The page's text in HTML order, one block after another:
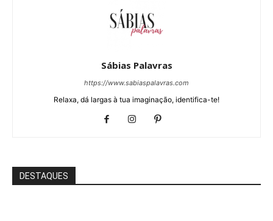
Sábias Palavras
https://www.sabiaspalavras.com
Relaxa, dá largas à tua imaginação, identifica-te!
DESTAQUES